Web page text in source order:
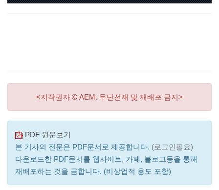
<저작권자 © AEM. 무단전재 및 재배포 금지>
PDF 원문보기
본 기사의 전문은 PDF문서로 제공합니다. (로그인필요)
다운로드한 PDF문서를 웹사이트, 카페, 블로그등을 통해
재배포하는 것을 금합니다. (비상업적 용도 포함)